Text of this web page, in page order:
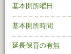
基本開所曜日
基本開所時間
延長保育の有無